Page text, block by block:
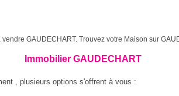
GAUDECHART. Trouvez votre Maison sur
Immobilier GAUDECHART
, plusieurs options s'offrent à vous :